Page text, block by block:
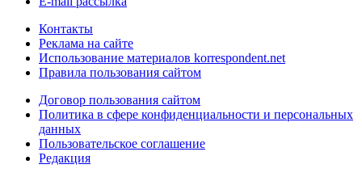
Контакты
Реклама на сайте
Использование материалов korrespondent.net
Правила пользования сайтом
Договор пользования сайтом
Политика в сфере конфиденциальности и персональных
данных
Пользовательское соглашение
Редакция